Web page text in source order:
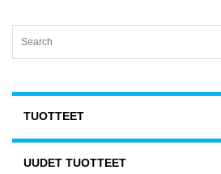
TUOTTEET
UUDET TUOTTEET